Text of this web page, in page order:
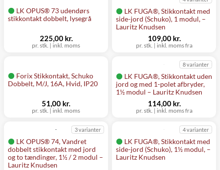
LK OPUS® 73 udendørs
stikkontakt dobbelt, lysegrå
pr. stk. | inkl. moms
225,00 kr.
LK FUGA®, Stikkontakt med
side-jord (Schuko), 1 modul, –
Lauritz Knudsen
pr. stk. | inkl. moms fra
109,00 kr.
Forix Stikkontakt, Schuko
Dobbelt, M/J, 16A, Hvid, IP20
pr. stk. | inkl. moms
51,00 kr.
LK FUGA®, Stikkontakt uden
jord og med 1-polet afbryder,
1½ modul – Lauritz Knudsen
8 varianter
pr. stk. | inkl. moms fra
114,00 kr.
LK OPUS® 74, Vandret
dobbelt stikkontakt med jord
og to tændinger, 1½ / 2 modul –
Lauritz Knudsen
3 varianter
LK FUGA®, Stikkontakt med
side-jord (Schuko), 1½ modul, –
Lauritz Knudsen
4 varianter